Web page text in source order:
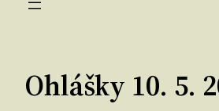
Ohlášky 10. 5.